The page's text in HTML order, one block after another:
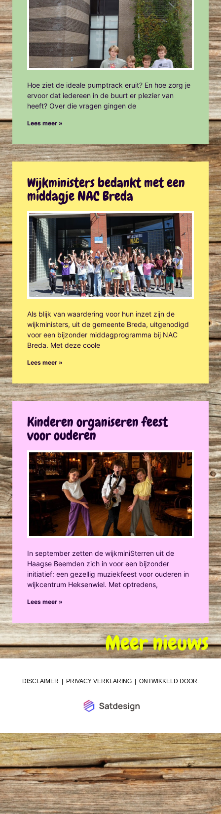
Hoe ziet de ideale pumptrack eruit? En hoe zorg je
ervoor dat iedereen in de buurt er plezier van
heeft? Over die vragen gingen de
Lees meer »
Wijkministers bedankt met een
middagje NAC Breda
Als blijk van waardering voor hun inzet zijn de
wijkministers, uit de gemeente Breda, uitgenodigd
voor een bijzonder middagprogramma bij NAC
Breda. Met deze coole
Lees meer »
Kinderen organiseren feest
voor ouderen
In september zetten de wijkminiSterren uit de
Haagse Beemden zich in voor een bijzonder
initiatief: een gezellig muziekfeest voor ouderen in
wijkcentrum Heksenwiel. Met optredens,
Lees meer »
Meer nieuws
DISCLAIMER | PRIVACY VERKLARING | ONTWIKKELD DOOR: